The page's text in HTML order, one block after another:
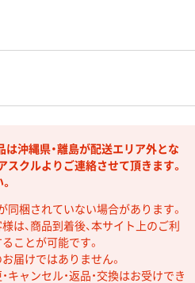
沖縄県・離島が配送エリア外とな
スクルよりご連絡させて頂きます。
同梱されていない場合があります。
は、商品到着後、本サイト上のご利
ことが可能です。
届けではありません。
ャンセル・返品・交換はお受けでき